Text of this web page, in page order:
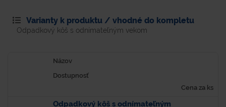
Varianty k produktu / vhodné do kompletu
Odpadkový kôš s odnímateľným vekom
Názov
Dostupnosť
Cena za ks
Odpadkový kôš s odnímateľným